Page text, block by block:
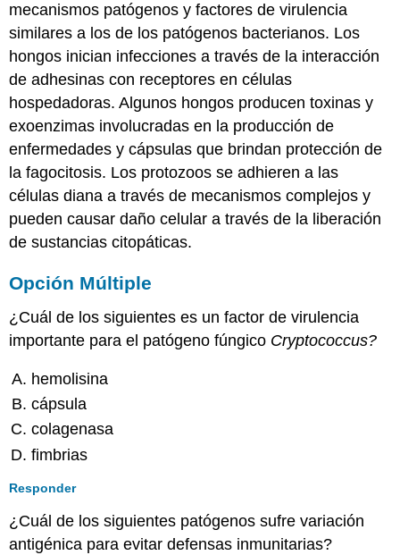
mecanismos patógenos y factores de virulencia
similares a los de los patógenos bacterianos. Los
hongos inician infecciones a través de la interacción
de adhesinas con receptores en células
hospedadoras. Algunos hongos producen toxinas y
exoenzimas involucradas en la producción de
enfermedades y cápsulas que brindan protección de
la fagocitosis. Los protozoos se adhieren a las
células diana a través de mecanismos complejos y
pueden causar daño celular a través de la liberación
de sustancias citopáticas.
Opción Múltiple
¿Cuál de los siguientes es un factor de virulencia
importante para el patógeno fúngico Cryptococcus?
hemolisina
cápsula
colagenasa
fimbrias
Responder
¿Cuál de los siguientes patógenos sufre variación
antigénica para evitar defensas inmunitarias?